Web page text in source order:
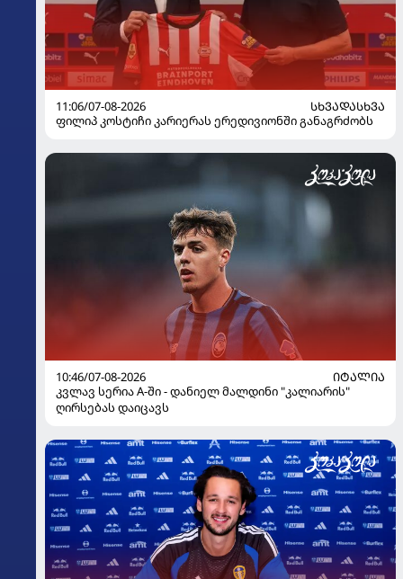
11:06/07-08-2026
ᲡᲮᲕᲐᲓᲐᲡᲮᲕᲐ
ფილიპ კოსტიჩი კარიერას ერედივიონში განაგრძობს
10:46/07-08-2026
ᲘᲢᲐᲚᲘᲐ
კვლავ სერია A-ში - დანიელ მალდინი "კალიარის"
ღირსებას დაიცავს